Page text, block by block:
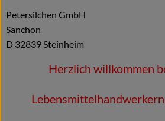
Petersilchen GmbH
Sanchon
D 32839 Steinheim
Herzlich willkommen